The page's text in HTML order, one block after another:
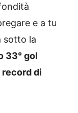
e a tu
sotto la
33° gol
record di